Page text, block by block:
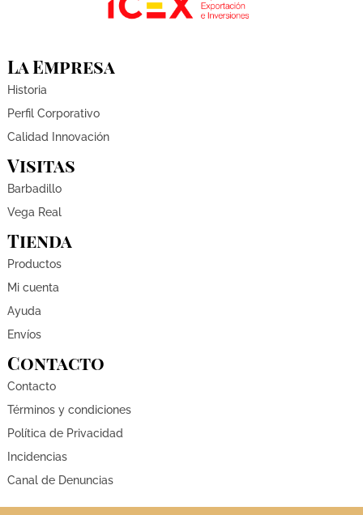
La Empresa
Historia
Perfil Corporativo
Calidad Innovación
Visitas
Barbadillo
Vega Real
Tienda
Productos
Mi cuenta
Ayuda
Envíos
Contacto
Contacto
Términos y condiciones
Política de Privacidad
Incidencias
Canal de Denuncias